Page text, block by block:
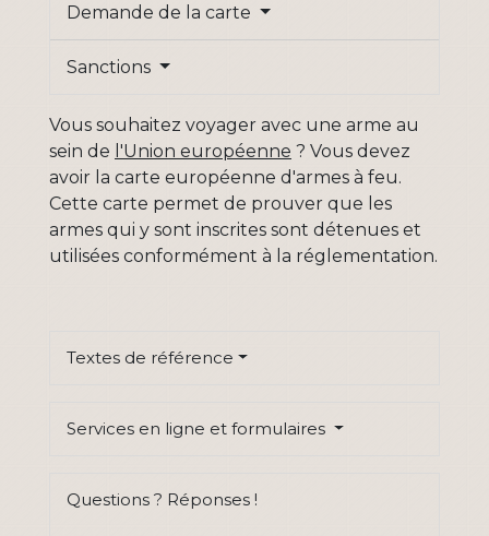
Demande de la carte
Sanctions
Vous souhaitez voyager avec une arme au
sein de l'Union européenne ? Vous devez
avoir la carte européenne d'armes à feu.
Cette carte permet de prouver que les
armes qui y sont inscrites sont détenues et
utilisées conformément à la réglementation.
Textes de référence
Services en ligne et formulaires
Questions ? Réponses !